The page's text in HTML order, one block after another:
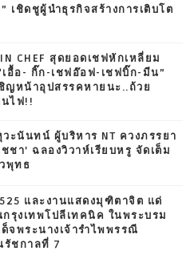
เชิดชูผู้นำธุรกิจสร้างการเติบโต
CHEF สุดยอดเชฟหักเหลี่ยม
อื้อ- กิ๊ก-เชฟอ๊อฟ-เชฟบิ๊ก-มีน”
ญหน้าอุปสรรคหายนะ..ถ้วย
ไฟ!!
ะนันทน์ ผู้บริหาร NT ควงภรรยา
ชา’ ฉลองวิวาห์เรียบหรู จัดเต็ม
พุทธ
และงานแสดงมุฑิตาจิต แด่
รุงเทพโปลีเทคนิค ในพระบรม
จพระนางเจ้ารำไพพรรณี
รัชกาลที่ 7